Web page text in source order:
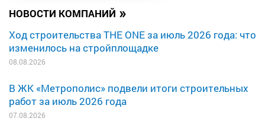
НОВОСТИ КОМПАНИЙ »
Ход строительства THE ONE за июль 2026 года: что
изменилось на стройплощадке
08.08.2026
В ЖК «Метрополис» подвели итоги строительных
работ за июль 2026 года
07.08.2026